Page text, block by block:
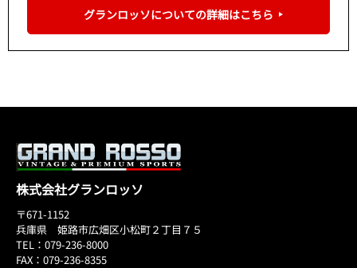
グランロッソについての詳細はこちら
株式会社グランロッソ
〒671-1152
兵庫県 姫路市広畑区小松町２丁目７５
TEL：079-236-8000
FAX：079-236-8355